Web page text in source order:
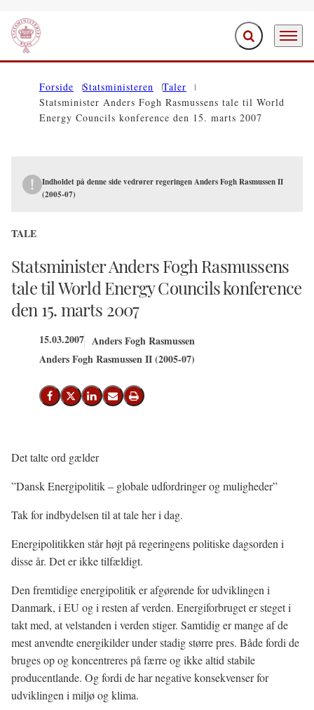
Gå til forsiden Fold søgefelt ud
Menu
Forside Statsministeren
Taler
Statsminister Anders Fogh Rasmussens tale til World
Energy Councils konference den 15. marts 2007
Indholdet på denne side vedrører regeringen Anders Fogh Rasmussen II
(2005-07)
TALE
Statsminister Anders Fogh Rasmussens
tale til World Energy Councils konference
den 15. marts 2007
15.03.2007 Anders Fogh Rasmussen
Anders Fogh Rasmussen II (2005-07)
Del på Facebook
Del på X (Twitter)
Del på LinkedIn
Send email
Print
Det talte ord gælder
”Dansk Energipolitik – globale udfordringer og muligheder”
Tak for indbydelsen til at tale her i dag.
Energipolitikken står højt på regeringens politiske dagsorden i
disse år. Det er ikke tilfældigt.
Den fremtidige energipolitik er afgørende for udviklingen i
Danmark, i EU og i resten af verden. Energiforbruget er steget i
takt med, at velstanden i verden stiger. Samtidig er mange af de
mest anvendte energikilder under stadig større pres. Både fordi de
bruges op og koncentreres på færre og ikke altid stabile
producentlande. Og fordi de har negative konsekvenser for
udviklingen i miljø og klima.